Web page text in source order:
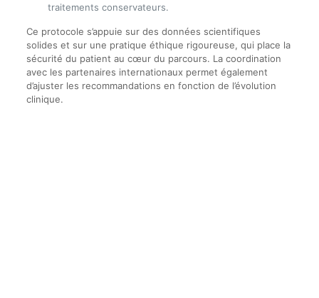
traitements conservateurs.
Ce protocole s’appuie sur des données scientifiques
solides et sur une pratique éthique rigoureuse, qui place la
sécurité du patient au cœur du parcours. La coordination
avec les partenaires internationaux permet également
d’ajuster les recommandations en fonction de l’évolution
clinique.